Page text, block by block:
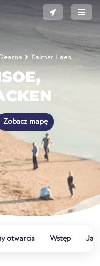
Kalmar Laen
Zobacz mapę
otwarcia Wstęp